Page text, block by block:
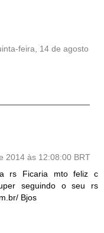
feira, 14 de agosto
2014 às 12:08:00 BRT
rs Ficaria mto feliz c
seguindo o seu rs
Bjos